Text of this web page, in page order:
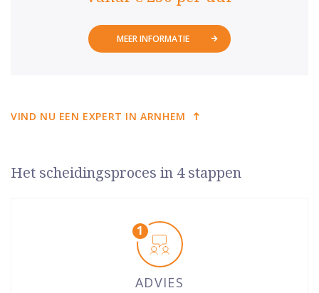
MEER INFORMATIE
VIND NU EEN EXPERT IN ARNHEM
Het scheidingsproces in 4 stappen
ADVIES